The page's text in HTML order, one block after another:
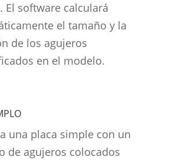
. El software calculará
el tamaño y la
de los agujeros
en el modelo.
una placa simple con un
de agujeros colocados